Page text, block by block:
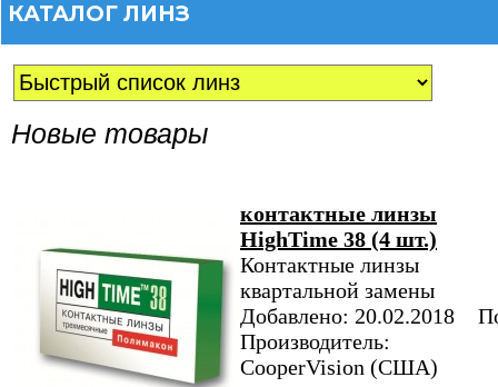
КАТАЛОГ ЛИНЗ
Новые товары
контактные линзы
HighTime 38 (4 шт.)
Контактные линзы
квартальной замены
Добавлено: 20.02.2018
Производитель:
CooperVision (США)